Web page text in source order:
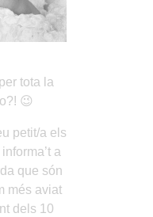
tota la
😉
petit/a els
a
que són
més aviat
dels 10